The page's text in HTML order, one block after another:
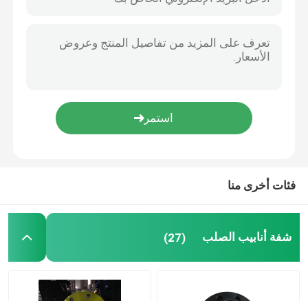
تجهيزات أنابيب الفولاذ المقاوم للصدأ
الكوع تركيبات الأنابيب
تجهيزات الأنابيب تي
مخفض تجهيزات الأنابيب
فئات أخرى منا
شفة أنابيب الصلب (27)